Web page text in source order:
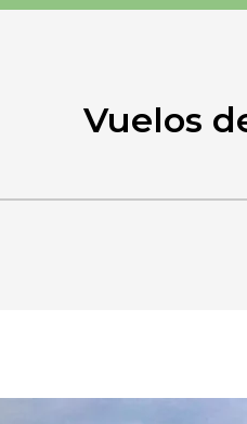
Vuelos